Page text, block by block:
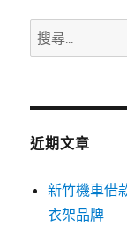
搜
尋
鍵
近期文章
新竹機車借
衣架品牌